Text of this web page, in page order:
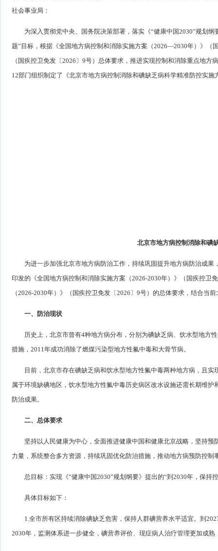
社会事业局：
为深入贯彻党中央、国务院决策部署，落实《“健康中国2030”规划
题”目标，根据《全国地方病控制和消除实施方案（2026—2030年）》
（国疾控卫免发〔2026〕9号）总体要求，推进实现控制和消除重点地
12部门组织制定了《北京市地方病控制消除和碘缺乏病科学精准防控实
北京市地方病控制消除和碘
为进一步加强北京市地方病防治工作，持续巩固提升地方病防治成
印发的《全国地方病控制和消除实施方案（2026-2030年）》（国疾控
（2026-2030年）》（国疾控卫免发〔2026〕9号）的总体要求，结合当
一、防治现状
历史上，北京市曾有4种地方病分布，分别为碘缺乏病、饮水型地方
措施，2011年成功消除了燃煤污染型地方性氟中毒和大骨节病。
目前，北京市存在碘缺乏病和饮水型地方性氟中毒两种地方病，且
属于环境缺碘地区，饮水型地方性氟中毒历史病区改水设施还需长期维
防治成果。
二、总体要求
坚持以人民健康为中心，全面推进健康中国和健康北京战略，坚持
力量，系统整合多方资源，持续巩固优化防治措施，推动地方病预防控制
总目标：实现《“健康中国2030”规划纲要》提出的“到2030年，保
具体目标如下：
1.全市所有区持续消除碘缺乏危害，保持人群碘营养水平适宜。到
2030年，监测体系进一步健全，碘营养评价、现症病人治疗管理更加成